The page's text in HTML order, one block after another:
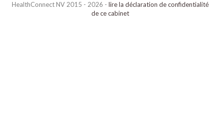
HealthConnect NV 2015 - 2026 - lire la déclaration de confidentialité
de ce cabinet